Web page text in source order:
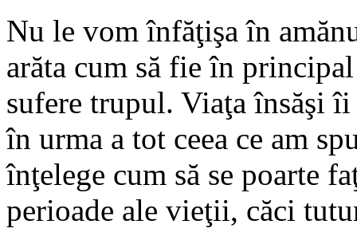
Nu le vom înfăţişa în
arăta cum să fie în
sufere trupul. Viaţa însăşi
în urma a tot ceea ce am
înţelege cum să se poarte
perioade ale vieţii, căci